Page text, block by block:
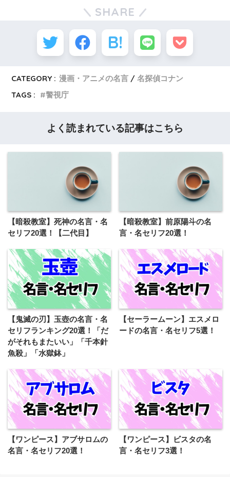
SHARE
CATEGORY : 漫画・アニメの名言
名探偵コナン
TAGS :
警視庁
よく読まれている記事はこちら
【暗殺教室】死神の名言・名
セリフ20選！【二代目】
【暗殺教室】前原陽斗の名
言・名セリフ20選！
【鬼滅の刃】玉壺の名言・名
セリフランキング20選！「だ
がそれもまたいい」「千本針
魚殺」「水獄鉢」
【セーラームーン】エスメロ
ードの名言・名セリフ5選！
【ワンピース】アブサロムの
名言・名セリフ20選！
【ワンピース】ビスタの名
言・名セリフ3選！